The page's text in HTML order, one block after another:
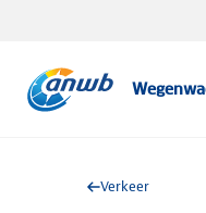
Verkeer